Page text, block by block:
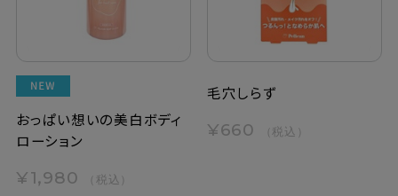
おっぱい想いの美白ボディ
ローション
¥1,980 （税込）
毛穴しらず
¥660 （税込）